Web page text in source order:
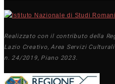
Realizzato con il contributo della
Lazio Creativo, Area Servizi
n. 24/2019, Piano 2023.